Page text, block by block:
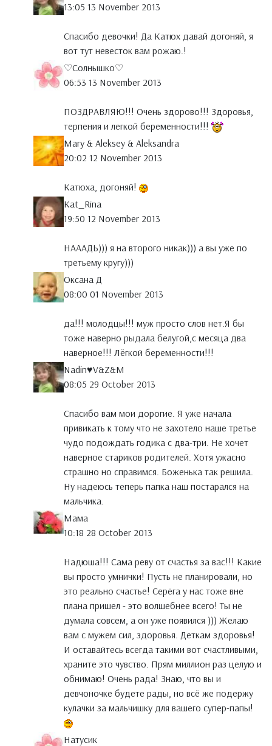
13:05 13 November 2013
Спасибо девочки! Да Катюх давай догоняй, я
вот тут невесток вам рожаю.!
♡Солнышко♡
06:53 13 November 2013
ПОЗДРАВЛЯЮ!!! Очень здорово!!! Здоровья,
терпения и легкой беременности!!!
Mary & Aleksey & Aleksandra
20:02 12 November 2013
Катюха, догоняй!
Kat_Rina
19:50 12 November 2013
НАААДЬ))) я на второго никак))) а вы уже по
третьему кругу)))
Оксана Д
08:00 01 November 2013
да!!! молодцы!!! муж просто слов нет.Я бы
тоже наверно рыдала белугой,с месяца два
наверное!!! Лёгкой беременности!!!
Nadin♥V&Z&M
08:05 29 October 2013
Спасибо вам мои дорогие. Я уже начала
привикать к тому что не захотело наше третье
чудо подождать годика с два-три. Не хочет
наверное стариков родителей. Хотя ужасно
страшно но справимся. Боженька так решила.
Ну надеюсь теперь папка наш постарался на
мальчика.
Мама
10:18 28 October 2013
Надюша!!! Сама реву от счастья за вас!!! Какие
вы просто умнички! Пусть не планировали, но
это реально счастье! Серёга у нас тоже вне
плана пришел - это волшебнее всего! Ты не
думала совсем, а он уже появился ))) Желаю
вам с мужем сил, здоровья. Деткам здоровья!
И оставайтесь всегда такими вот счастливыми,
храните это чувство. Прям миллион раз целую и
обнимаю! Очень рада! Знаю, что вы и
девчоночке будете рады, но всё же подержу
кулачки за мальчишку для вашего супер-папы!
Натусик